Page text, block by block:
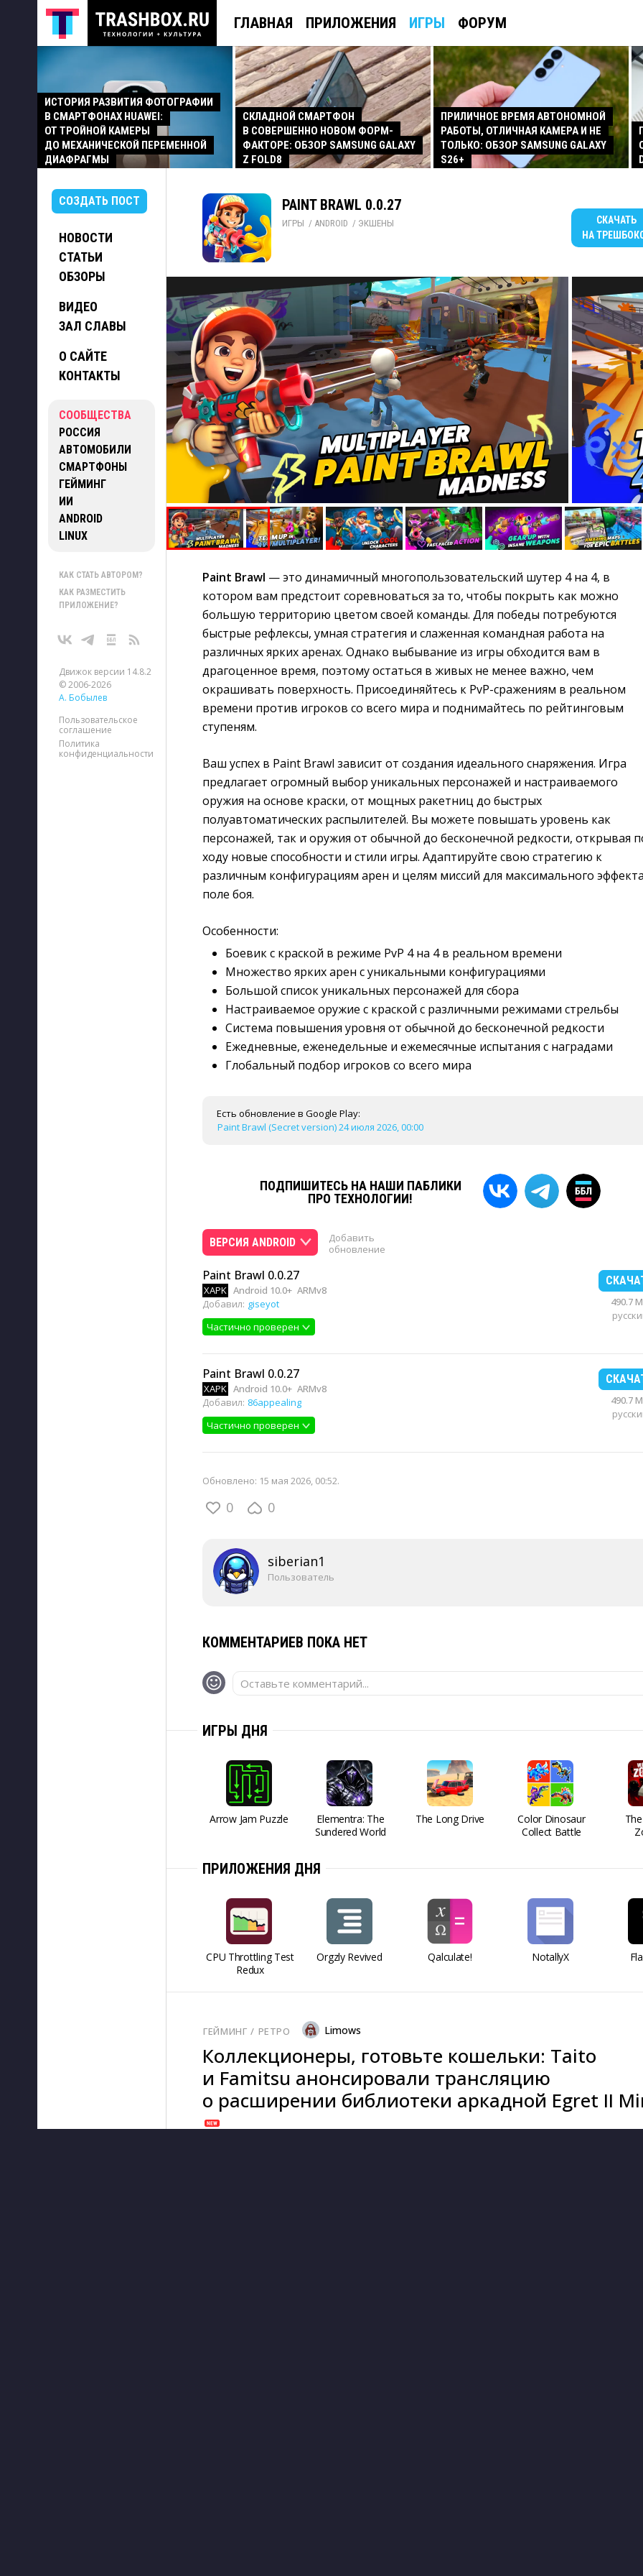
ГЛАВНАЯ ПРИЛОЖЕНИЯ ИГРЫ ФОРУМ
ИСТОРИЯ РАЗВИТИЯ ФОТОГРАФИИ
В СМАРТФОНАХ HUAWEI:
ОТ ТРОЙНОЙ КАМЕРЫ
ДО МЕХАНИЧЕСКОЙ ПЕРЕМЕННОЙ
ДИАФРАГМЫ
СКЛАДНОЙ СМАРТФОН
В СОВЕРШЕННО НОВОМ ФОРМ-
ФАКТОРЕ: ОБЗОР SAMSUNG GALAXY
Z FOLD8
ПРИЛИЧНОЕ ВРЕМЯ АВТОНОМНОЙ
РАБОТЫ, ОТЛИЧНАЯ КАМЕРА И НЕ
ТОЛЬКО: ОБЗОР SAMSUNG GALAXY
S26+
СОЗДАТЬ ПОСТ
НОВОСТИ
СТАТЬИ
ОБЗОРЫ
ВИДЕО
ЗАЛ СЛАВЫ
О САЙТЕ
КОНТАКТЫ
СООБЩЕСТВА
РОССИЯ
АВТОМОБИЛИ
СМАРТФОНЫ
ГЕЙМИНГ
ИИ
ANDROID
LINUX
КАК СТАТЬ АВТОРОМ?
КАК РАЗМЕСТИТЬ
ПРИЛОЖЕНИЕ?
Движок версии 14.8.2
© 2006-2026
А. Бобылев
Пользовательское
соглашение
Политика
конфиденциальности
PAINT BRAWL 0.0.27
ИГРЫ / ANDROID / ЭКШЕНЫ
СКАЧАТЬ
НА
Paint Brawl — это динамичный многопользовательский шутер 4 на 4, в
котором вам предстоит соревноваться за то, чтобы покрыть как можно
большую территорию цветом своей команды. Для победы потребуются
быстрые рефлексы, умная стратегия и слаженная командная работа на
различных ярких аренах. Однако выбывание из игры обходится вам в
драгоценное время, поэтому остаться в живых не менее важно, чем
окрашивать поверхность. Присоединяйтесь к PvP-сражениям в реальном
времени против игроков со всего мира и поднимайтесь по рейтинговым
ступеням.
Ваш успех в Paint Brawl зависит от создания идеального снаряжения. Игра
предлагает огромный выбор уникальных персонажей и настраиваемого
оружия на основе краски, от мощных ракетниц до быстрых
полуавтоматических распылителей. Вы можете повышать уровень как
персонажей, так и оружия от обычной до бесконечной редкости, открывая
ходу новые способности и стили игры. Адаптируйте свою стратегию к
различным конфигурациям арен и целям миссий для максимального
поле боя.
Особенности:
Боевик с краской в режиме PvP 4 на 4 в реальном времени
Множество ярких арен с уникальными конфигурациями
Большой список уникальных персонажей для сбора
Настраиваемое оружие с краской с различными режимами стрельбы
Система повышения уровня от обычной до бесконечной редкости
Ежедневные, еженедельные и ежемесячные испытания с наградами
Глобальный подбор игроков со всего мира
Есть обновление в Google Play:
Paint Brawl (Secret version) 24 июля 2026, 00:00
ПОДПИШИТЕСЬ НА НАШИ ПАБЛИКИ
ПРО ТЕХНОЛОГИИ!
ВЕРСИЯ ANDROID
Добавить
обновление
Paint Brawl 0.0.27
XAPK Android 10.0+ ARMv8
Добавил: giseyot
Частично проверен
490.7
Paint Brawl 0.0.27
XAPK Android 10.0+ ARMv8
Добавил: 86appealing
Частично проверен
490.7
Обновлено: 15 мая 2026, 00:52.
0 0
siberian1
Пользователь
КОММЕНТАРИЕВ ПОКА НЕТ
Оставьте комментарий...
ИГРЫ ДНЯ
Arrow Jam Puzzle
Elementra: The
Sundered World
The Long Drive
Color Dinosaur
Collect Battle
ПРИЛОЖЕНИЯ ДНЯ
CPU Throttling Test
Redux
Orgzly Revived Qalculate! NotallyX
ГЕЙМИНГ / РЕТРО Limows
Коллекционеры, готовьте кошельки: Taito
и Famitsu анонсировали трансляцию
о расширении библиотеки аркадной Egret II